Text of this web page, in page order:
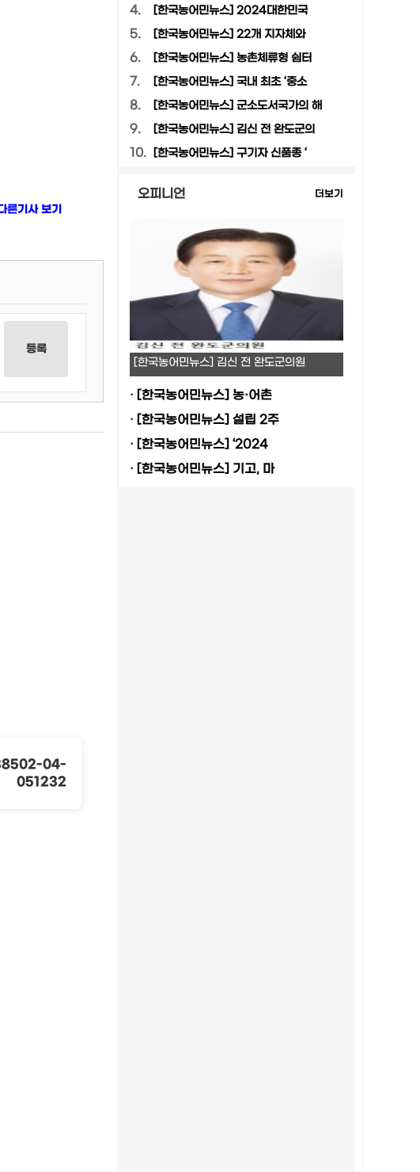
른기사 보기
등록
04-
051232
4. [한국농어민뉴스] 2024대한민국
5. [한국농어민뉴스] 22개 지자체와
6. [한국농어민뉴스] 농촌체류형 쉼터
7. [한국농어민뉴스] 국내 최초 ‘중소
8. [한국농어민뉴스] 군소도서국가의 해
9. [한국농어민뉴스] 김신 전 완도군의
10. [한국농어민뉴스] 구기자 신품종 ‘
오피니언 더보기
[한국농어민뉴스] 김신 전 완도군의원
· [한국농어민뉴스] 농·어촌
· [한국농어민뉴스] 설립 2주
· [한국농어민뉴스] ‘2024
· [한국농어민뉴스] 기고, 마